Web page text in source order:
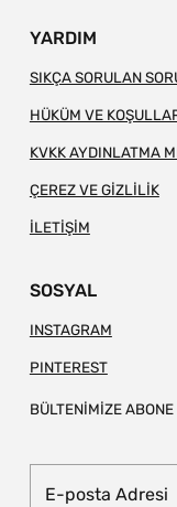
YARDIM
SIKÇA SORULAN
HÜKÜM VE
KVKK AYDINLATMA
ÇEREZ VE GİZLİLİK
İLETİŞİM
SOSYAL
INSTAGRAM
PINTEREST
BÜLTENİMİZE ABONE